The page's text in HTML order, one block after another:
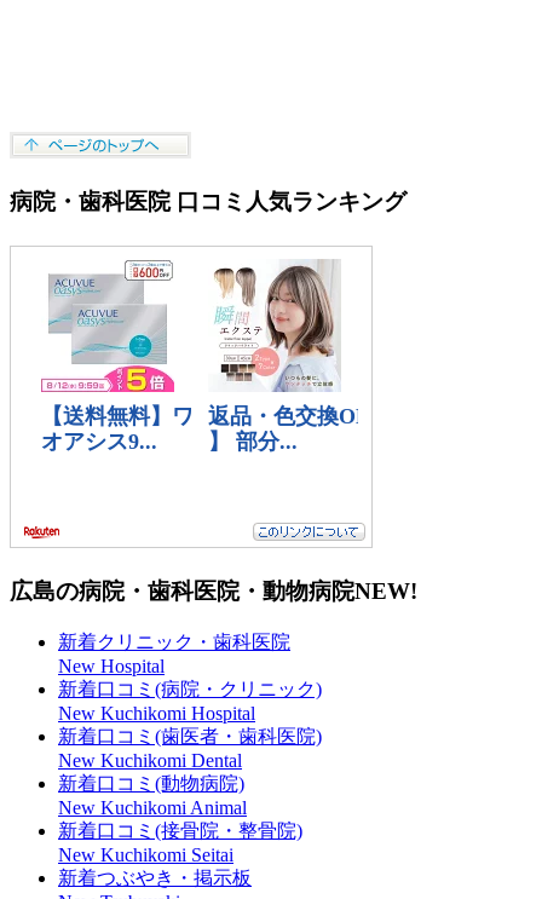
病院・歯科医院 口コミ人気ランキング
広島の病院・歯科医院・動物病院NEW!
新着クリニック・歯科医院
New Hospital
新着口コミ(病院・クリニック)
New Kuchikomi Hospital
新着口コミ(歯医者・歯科医院)
New Kuchikomi Dental
新着口コミ(動物病院)
New Kuchikomi Animal
新着口コミ(接骨院・整骨院)
New Kuchikomi Seitai
新着つぶやき・掲示板